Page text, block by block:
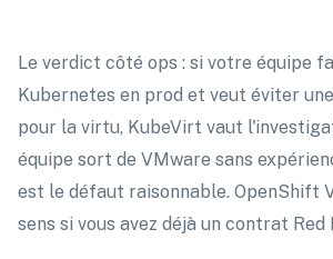
Le verdict côté ops : si votre équipe
Kubernetes en prod et veut éviter
pour la virtu, KubeVirt vaut
équipe sort de VMware sans
est le défaut raisonnable. OpenShift
sens si vous avez déjà un contrat Red